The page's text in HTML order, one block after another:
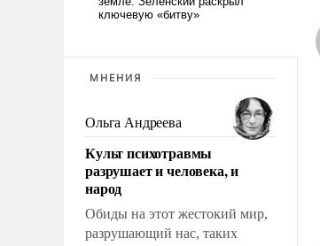
МНЕНИЯ
Ольга Андреева
Культ психотравмы
разрушает и человека, и
народ
Обиды на этот жестокий мир,
разрушающий нас, таких